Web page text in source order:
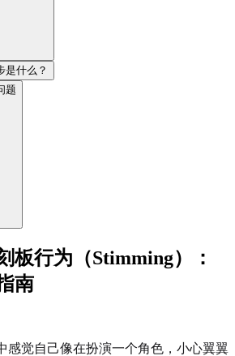
是什么？
题
板行为（Stimming）：
南
感觉自己像在扮演一个角色，小心翼翼